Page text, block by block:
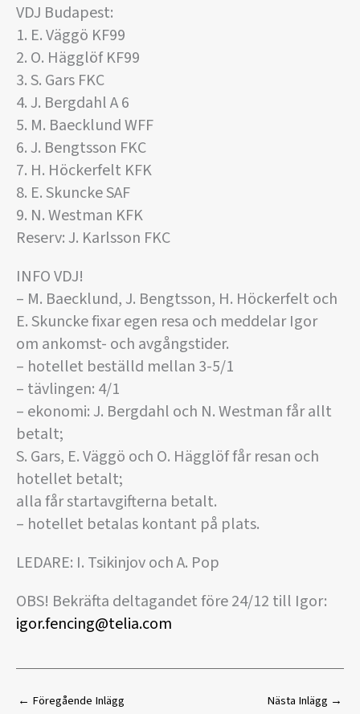
VDJ Budapest:
1. E. Väggö KF99
2. O. Hägglöf KF99
3. S. Gars FKC
4. J. Bergdahl A 6
5. M. Baecklund WFF
6. J. Bengtsson FKC
7. H. Höckerfelt KFK
8. E. Skuncke SAF
9. N. Westman KFK
Reserv: J. Karlsson FKC
INFO VDJ!
– M. Baecklund, J. Bengtsson, H. Höckerfelt och
E. Skuncke fixar egen resa och meddelar Igor
om ankomst- och avgångstider.
– hotellet beställd mellan 3-5/1
– tävlingen: 4/1
– ekonomi: J. Bergdahl och N. Westman får allt
betalt;
S. Gars, E. Väggö och O. Hägglöf får resan och
hotellet betalt;
alla får startavgifterna betalt.
– hotellet betalas kontant på plats.
LEDARE: I. Tsikinjov och A. Pop
OBS! Bekräfta deltagandet före 24/12 till Igor:
igor.fencing@telia.com
← Föregående Inlägg Nästa Inlägg →